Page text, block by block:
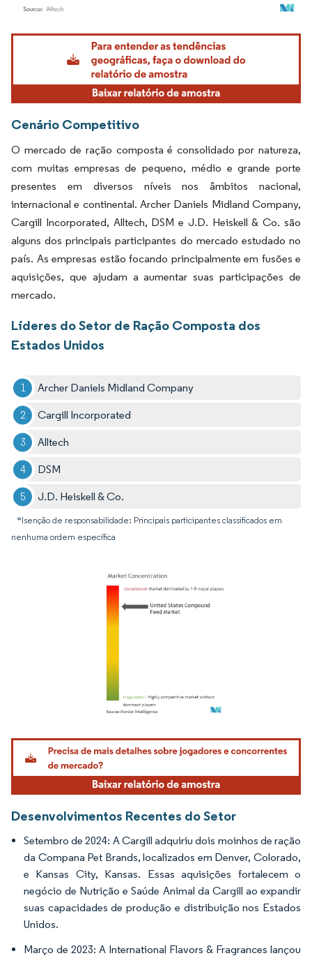
Imagem © Mordor Intelligence. O reuso requer atribuição conforme CC BY 4.0.
Cenário Competitivo
O mercado de ração composta é consolidado por natureza,
com muitas empresas de pequeno, médio e grande porte
presentes em diversos níveis nos âmbitos nacional,
internacional e continental. Archer Daniels Midland Company,
Cargill Incorporated, Alltech, DSM e J.D. Heiskell & Co. são
alguns dos principais participantes do mercado estudado no
país. As empresas estão focando principalmente em fusões e
aquisições, que ajudam a aumentar suas participações de
mercado.
Líderes do Setor de Ração Composta dos
Estados Unidos
Archer Daniels Midland Company
Cargill Incorporated
Alltech
DSM
J.D. Heiskell & Co.
*Isenção de responsabilidade: Principais participantes classificados em
nenhuma ordem específica
Imagem © Mordor Intelligence. O reuso requer atribuição conforme CC BY 4.0.
Desenvolvimentos Recentes do Setor
Setembro de 2024: A Cargill adquiriu dois moinhos de ração
da Compana Pet Brands, localizados em Denver, Colorado,
e Kansas City, Kansas. Essas aquisições fortalecem o
negócio de Nutrição e Saúde Animal da Cargill ao expandir
suas capacidades de produção e distribuição nos Estados
Unidos.
Março de 2023: A International Flavors & Fragrances lançou